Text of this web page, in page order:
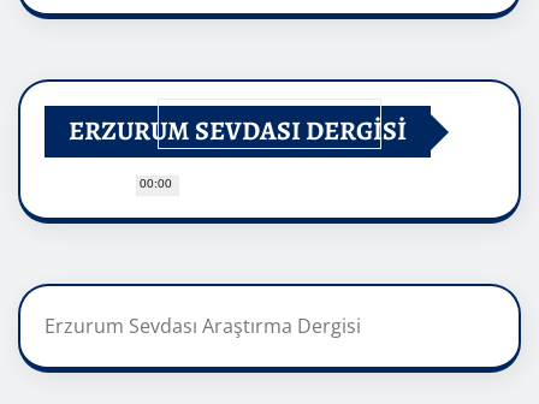
00:00
ERZURUM SEVDASI DERGİSİ
Erzurum Sevdası Araştırma Dergisi